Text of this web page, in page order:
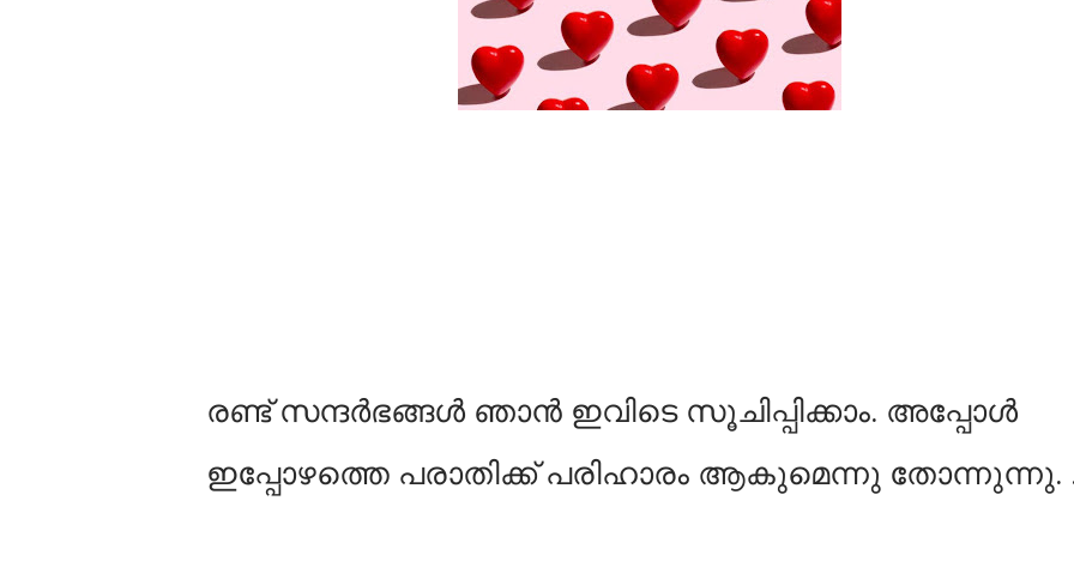
രണ്ട് സന്ദർഭങ്ങൾ ഞാൻ ഇവിടെ സൂചിപ്പിക്കാം. അപ്പോൾ
ഇപ്പോഴത്തെ പരാതിക്ക് പരിഹാരം ആകുമെന്നു തോന്നുന്നു.